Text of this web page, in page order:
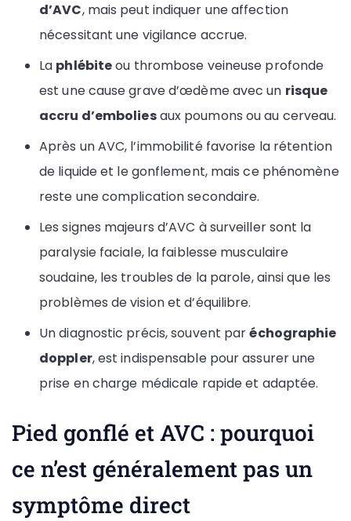
d’AVC, mais peut indiquer une affection
nécessitant une vigilance accrue.
La phlébiteou thrombose veineuse profonde
est une cause grave d’œdème avec un risque
accru d’emboliesaux poumons ou au cerveau.
Après un AVC, l’immobilité favorise la rétention
de liquide et le gonflement, mais ce phénomène
reste une complication secondaire.
Les signes majeurs d’AVC à surveiller sont la
paralysie faciale, la faiblesse musculaire
soudaine, les troubles de la parole, ainsi que les
problèmes de vision et d’équilibre.
Un diagnostic précis, souvent paréchographie
doppler, est indispensable pour assurer une
prise en charge médicale rapide et adaptée.
Pied gonflé et AVC : pourquoi
ce n’est généralement pas un
symptôme direct